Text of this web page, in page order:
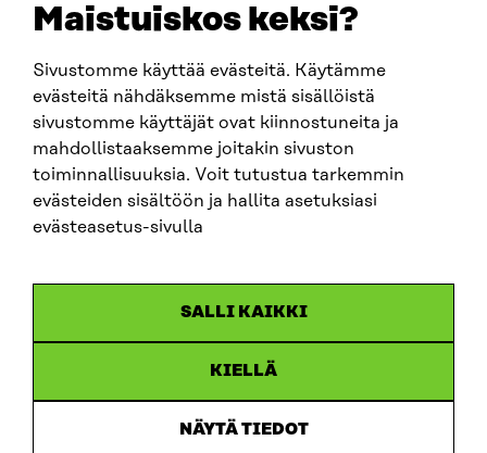
Maistuiskos keksi?
Sivustomme käyttää evästeitä. Käytämme
evästeitä nähdäksemme mistä sisällöistä
sivustomme käyttäjät ovat kiinnostuneita ja
mahdollistaaksemme joitakin sivuston
toiminnallisuuksia. Voit tutustua tarkemmin
evästeiden sisältöön ja hallita asetuksiasi
evästeasetus-sivulla
SALLI KAIKKI
KIELLÄ
NÄYTÄ TIEDOT
SITRA SOSIAALISESSA MEDIASSA
LinkedIn
Instagram
YouTube
Saavutettavuusseloste